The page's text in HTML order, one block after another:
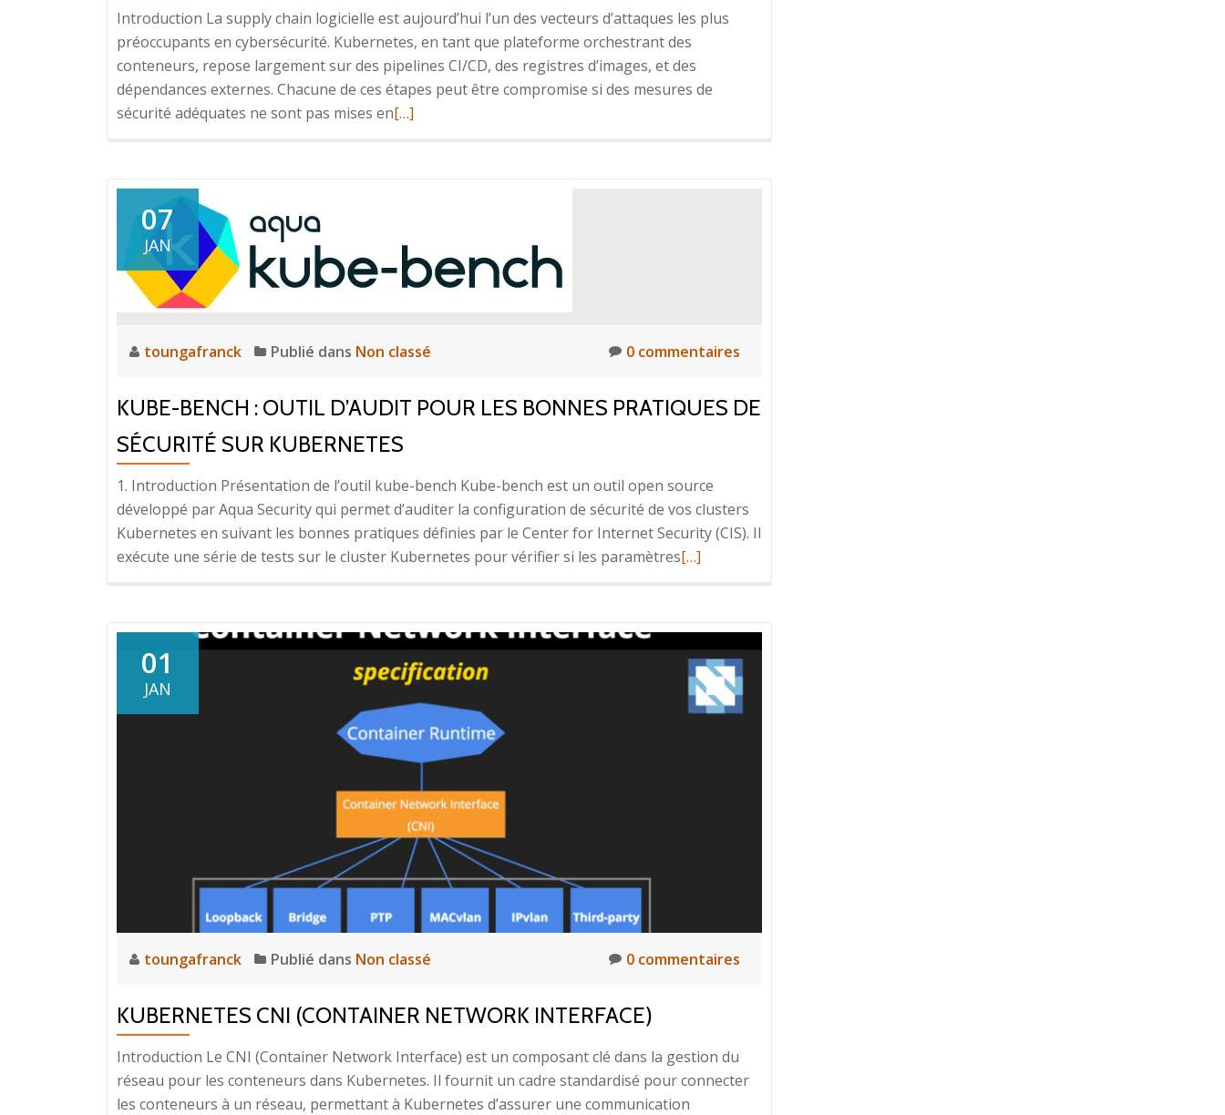
Introduction La supply chain logicielle est aujourd’hui l’un des vecteurs d’attaques les plus
préoccupants en cybersécurité. Kubernetes, en tant que plateforme orchestrant des
conteneurs, repose largement sur des pipelines CI/CD, des registres d’images, et des
dépendances externes. Chacune de ces étapes peut être compromise si des mesures de
sécurité adéquates ne sont pas mises enEn
Supply
Chain
Images
Conteneurs
[…]
07
JAN
toungafranck Publié dans Non classé 0 commentaires
KUBE-BENCH : OUTIL D’AUDIT POUR LES BONNES PRATIQUES DE
SÉCURITÉ SUR KUBERNETES
1. Introduction Présentation de l’outil kube-bench Kube-bench est un outil open source
développé par Aqua Security qui permet d’auditer la configuration de sécurité de vos clusters
Kubernetes en suivant les bonnes pratiques définies par le Center for Internet Security (CIS). Il
exécute une série de tests sur le cluster Kubernetes pour vérifier si les paramètresEn
bench
Outil
[…]
01
JAN
toungafranck Publié dans Non classé 0 commentaires
KUBERNETES CNI (CONTAINER NETWORK INTERFACE)
Introduction Le CNI (Container Network Interface) est un composant clé dans la gestion du
réseau pour les conteneurs dans Kubernetes. Il fournit un cadre standardisé pour connecter
les conteneurs à un réseau, permettant à Kubernetes d’assurer une communication